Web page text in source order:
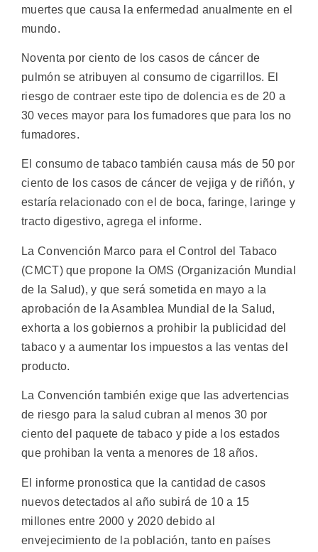
muertes que causa la enfermedad anualmente en el
mundo.
Noventa por ciento de los casos de cáncer de
pulmón se atribuyen al consumo de cigarrillos. El
riesgo de contraer este tipo de dolencia es de 20 a
30 veces mayor para los fumadores que para los no
fumadores.
El consumo de tabaco también causa más de 50 por
ciento de los casos de cáncer de vejiga y de riñón, y
estaría relacionado con el de boca, faringe, laringe y
tracto digestivo, agrega el informe.
La Convención Marco para el Control del Tabaco
(CMCT) que propone la OMS (Organización Mundial
de la Salud), y que será sometida en mayo a la
aprobación de la Asamblea Mundial de la Salud,
exhorta a los gobiernos a prohibir la publicidad del
tabaco y a aumentar los impuestos a las ventas del
producto.
La Convención también exige que las advertencias
de riesgo para la salud cubran al menos 30 por
ciento del paquete de tabaco y pide a los estados
que prohiban la venta a menores de 18 años.
El informe pronostica que la cantidad de casos
nuevos detectados al año subirá de 10 a 15
millones entre 2000 y 2020 debido al
envejecimiento de la población, tanto en países